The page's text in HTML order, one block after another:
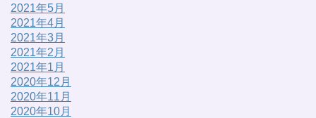
2021年5月
2021年4月
2021年3月
2021年2月
2021年1月
2020年12月
2020年11月
2020年10月